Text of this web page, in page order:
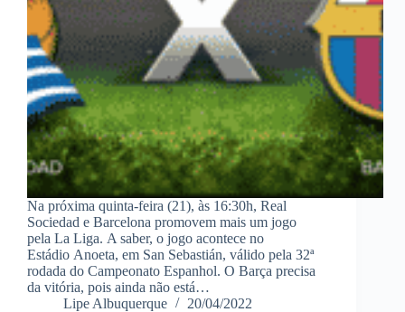
Na próxima quinta-feira (21), às 16:30h, Real
Sociedad e Barcelona promovem mais um jogo
pela La Liga. A saber, o jogo acontece no
Estádio Anoeta, em San Sebastián, válido pela 32ª
rodada do Campeonato Espanhol. O Barça precisa
da vitória, pois ainda não está…
Lipe Albuquerque
20/04/2022